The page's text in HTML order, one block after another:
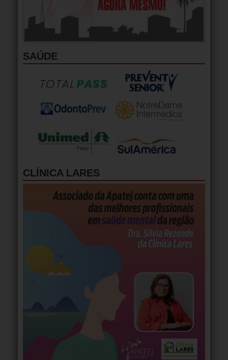
SAÚDE
CLÍNICA LARES